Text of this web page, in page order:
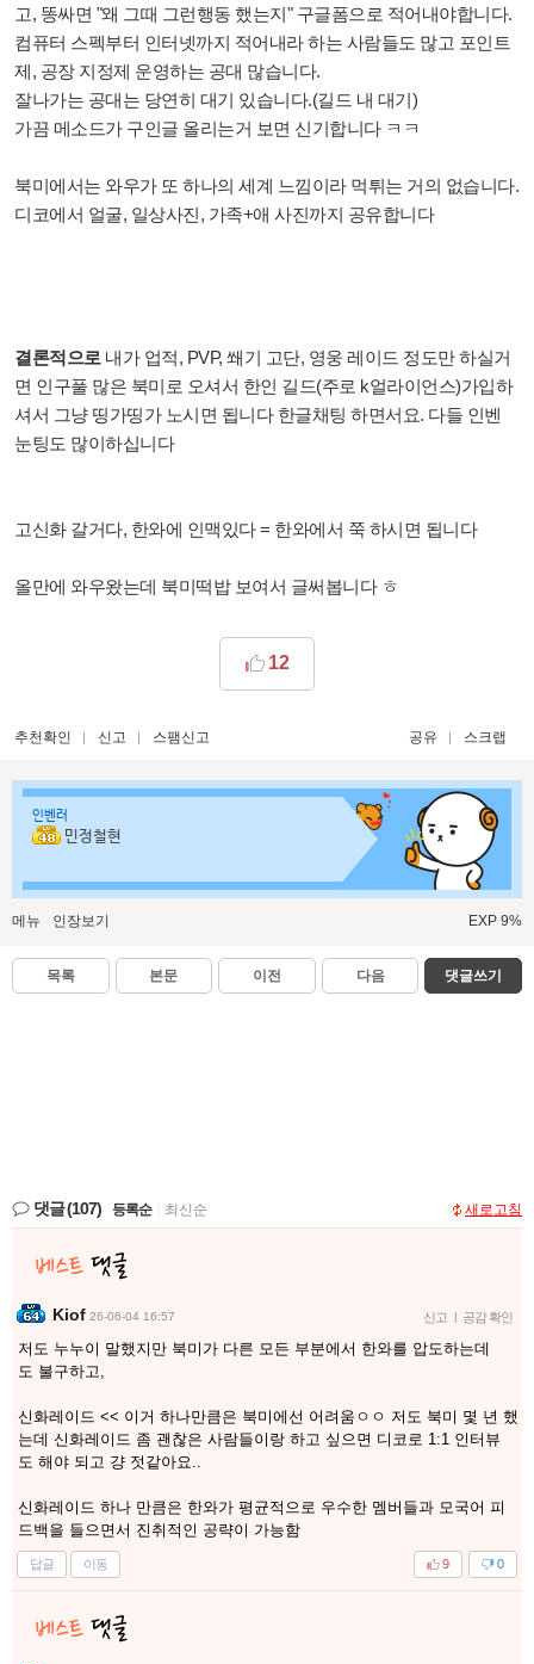
고, 똥싸면 "왜 그때 그런행동 했는지" 구글폼으로 적어내야합니다.
컴퓨터 스펙부터 인터넷까지 적어내라 하는 사람들도 많고 포인트
제, 공장 지정제 운영하는 공대 많습니다.
잘나가는 공대는 당연히 대기 있습니다.(길드 내 대기)
가끔 메소드가 구인글 올리는거 보면 신기합니다 ㅋㅋ
북미에서는 와우가 또 하나의 세계 느낌이라 먹튀는 거의 없습니다.
디코에서 얼굴, 일상사진, 가족+애 사진까지 공유합니다
결론적으로 내가 업적, PVP, 쐐기 고단, 영웅 레이드 정도만 하실거
면 인구풀 많은 북미로 오셔서 한인 길드(주로 k얼라이언스)가입하
셔서 그냥 띵가띵가 노시면 됩니다 한글채팅 하면서요. 다들 인벤
눈팅도 많이하십니다
고신화 갈거다, 한와에 인맥있다 = 한와에서 쭉 하시면 됩니다
올만에 와우왔는데 북미떡밥 보여서 글써봅니다 ㅎ
12
추천확인 신고 스팸신고 공유 스크랩
인벤러
민정철현
메뉴 인장보기 EXP 9%
목록 본문 이전 다음 댓글쓰기
댓글(107) 등록순 최신순 새로고침
Kiof 26-06-04 16:57 신고 | 공감 확인
저도 누누이 말했지만 북미가 다른 모든 부분에서 한와를 압도하는데
도 불구하고,
신화레이드 << 이거 하나만큼은 북미에선 어려움ㅇㅇ 저도 북미 몇 년 했
는데 신화레이드 좀 괜찮은 사람들이랑 하고 싶으면 디코로 1:1 인터뷰
도 해야 되고 걍 젓같아요..
신화레이드 하나 만큼은 한와가 평균적으로 우수한 멤버들과 모국어 피
드백을 들으면서 진취적인 공략이 가능함
답글 이동 0
9